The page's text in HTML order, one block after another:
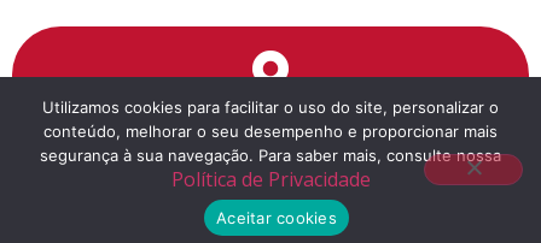
Endereço
Rua da Cantareira, 1351
a 5 minutos a pé da estação Tiradentes do Metrô
Utilizamos cookies para facilitar o uso do site, personalizar o
conteúdo, melhorar o seu desempenho e proporcionar mais
segurança à sua navegação. Para saber mais, consulte nossa
Política de Privacidade
Aceitar cookies